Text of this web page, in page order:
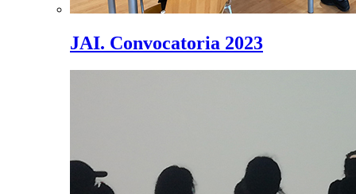
JAI. Convocatoria 2023